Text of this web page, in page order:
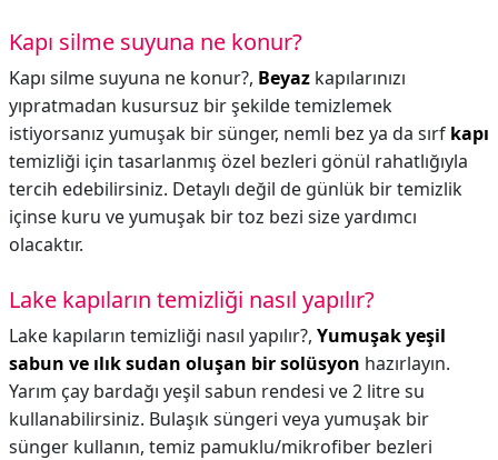
Kapı silme suyuna ne konur?
Kapı silme suyuna ne konur?, Beyaz kapılarınızı
yıpratmadan kusursuz bir şekilde temizlemek
istiyorsanız yumuşak bir sünger, nemli bez ya da sırf kapı
temizliği için tasarlanmış özel bezleri gönül rahatlığıyla
tercih edebilirsiniz. Detaylı değil de günlük bir temizlik
içinse kuru ve yumuşak bir toz bezi size yardımcı
olacaktır.
Lake kapıların temizliği nasıl yapılır?
Lake kapıların temizliği nasıl yapılır?, Yumuşak yeşil
sabun ve ılık sudan oluşan bir solüsyon hazırlayın.
Yarım çay bardağı yeşil sabun rendesi ve 2 litre su
kullanabilirsiniz. Bulaşık süngeri veya yumuşak bir
sünger kullanın, temiz pamuklu/mikrofiber bezleri